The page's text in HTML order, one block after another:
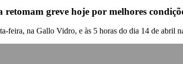
greve hoje por melhores
feira, na Gallo Vidro, e às 5 horas do dia 14 de abril